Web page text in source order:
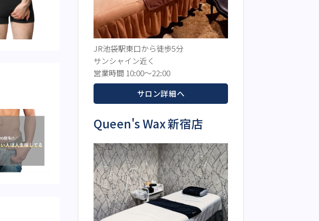
JR池袋駅東口から徒歩5分
サンシャイン近く
営業時間 10:00～22:00
サロン詳細へ
Queen's Wax 新宿店